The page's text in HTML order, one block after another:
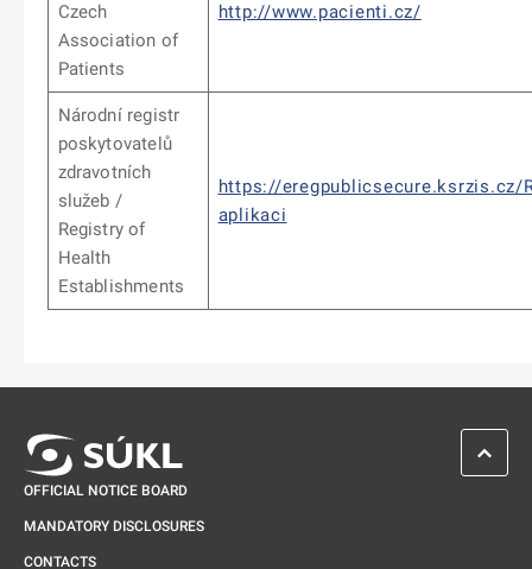
Czech
Association of
Patients
http://www.pacienti.cz/
Národní registr
poskytovatelů
zdravotních
služeb /
Registry of
Health
Establishments
https://eregpublicsecure.ksrzis.cz/
aplikaci
OFFICIAL NOTICE BOARD
MANDATORY DISCLOSURES
CONTACTS